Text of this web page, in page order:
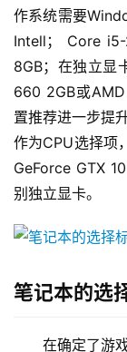
作系统需要
Intell； Core
8GB；在独立显
660 2GB或
置推荐进一步提
作为CPU选择项
GeForce GTX
别独立显卡。
笔记本的选
在确定了游